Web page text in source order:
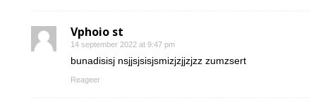
Vphoio st
14 september 2022 at 9:47 pm
bunadisisj nsjjsjsisjsmizjzjjzjzz zumzsert
Reageer